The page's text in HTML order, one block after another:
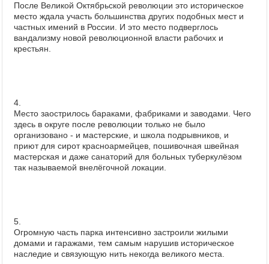
После Великой Октябрьской революции это историческое
место ждала участь большинства других подобных мест и
частных имений в России. И это место подверглось
вандализму новой революционной власти рабочих и
крестьян.
4.
Место заострилось бараками, фабриками и заводами. Чего
здесь в округе после революции только не было
организовано - и мастерские, и школа подрывников, и
приют для сирот красноармейцев, пошивочная швейная
мастерская и даже санаторий для больных туберкулёзом
так называемой внелёгочной локации.
5.
Огромную часть парка интенсивно застроили жилыми
домами и гаражами, тем самым нарушив историческое
наследие и связующую нить некогда великого места.